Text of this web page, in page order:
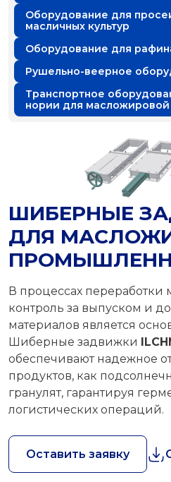
Оборудование для
масличных культур
Оборудование для
Рушельно-веерное
Транспортное
нории для
ШИБЕРНЫЕ
ДЛЯ
В процессах переработки
контроль за выпуском и
материалов является
Шиберные задвижки
обеспечивают надежное
продуктов, как
гранулят, гарантируя
логистических операций.
Оставить заявку